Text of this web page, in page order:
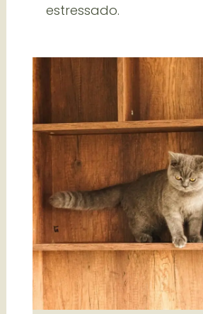
estressado.